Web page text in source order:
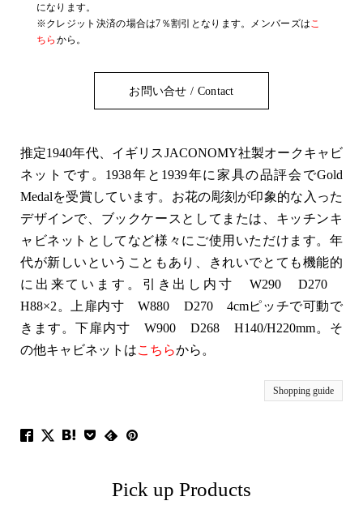
になります。
※クレジット決済の場合は7％割引となります。メンバーズはこ
ちら から。
お問い合せ / Contact
推定1940年代、イギリスJACONOMY社製オークキャビ
ネットです。1938年と1939年に家具の品評会でGold
Medalを受賞しています。お花の彫刻が印象的な入った
デザインで、ブックケースとしてまたは、キッチンキ
ャビネットとしてなど様々にご使用いただけます。年
代が新しいということもあり、きれいでとても機能的
に出来ています。引き出し内寸 W290 D270
H88×2。上扉内寸 W880 D270 4cmピッチで可動で
きます。下扉内寸 W900 D268 H140/H220mm。そ
の他キャビネットはこちらから。
Shopping guide
Pick up Products